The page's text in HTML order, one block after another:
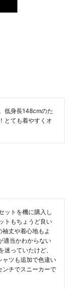
低身長148cmのた
とても着やすくオ
ットを機に購入し
トもちょうど良い
丈や着心地もよ
適当かわからない
っていたけど、
ャツも追加で色違い
ンチでスニーカーで